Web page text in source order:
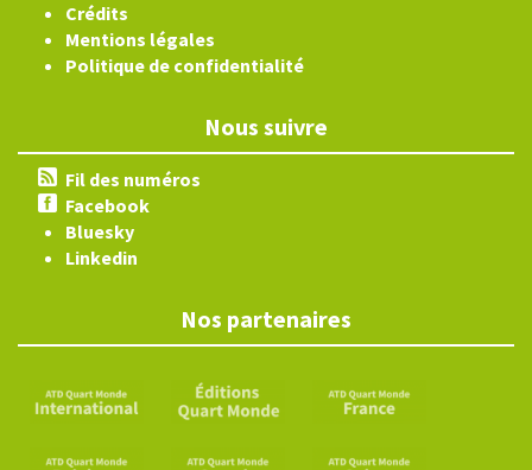
Crédits
Mentions légales
Politique de confidentialité
Nous suivre
Fil des numéros
Facebook
Bluesky
Linkedin
Nos partenaires